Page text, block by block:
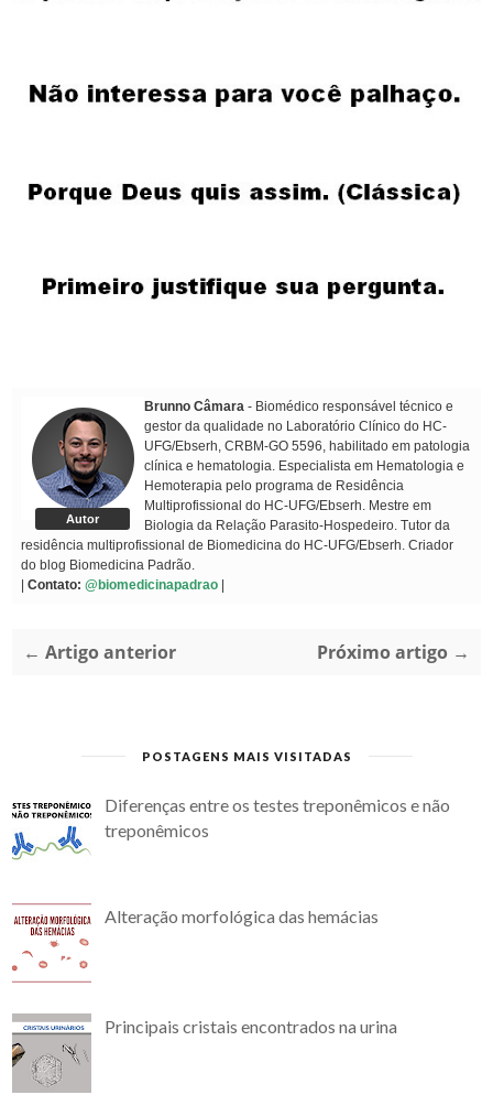
Autor
Brunno Câmara - Biomédico responsável técnico e
gestor da qualidade no Laboratório Clínico do HC-
UFG/Ebserh, CRBM-GO 5596, habilitado em patologia
clínica e hematologia. Especialista em Hematologia e
Hemoterapia pelo programa de Residência
Multiprofissional do HC-UFG/Ebserh. Mestre em
Biologia da Relação Parasito-Hospedeiro. Tutor da
residência multiprofissional de Biomedicina do HC-UFG/Ebserh. Criador
do blog Biomedicina Padrão.
Contato: @biomedicinapadrao
← Artigo anterior Próximo artigo →
POSTAGENS MAIS VISITADAS
Diferenças entre os testes treponêmicos e não
treponêmicos
Alteração morfológica das hemácias
Principais cristais encontrados na urina